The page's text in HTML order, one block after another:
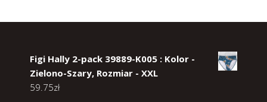
Figi Hally 2-pack 39889-K005 : Kolor -
Zielono-Szary, Rozmiar - XXL
59.75zł